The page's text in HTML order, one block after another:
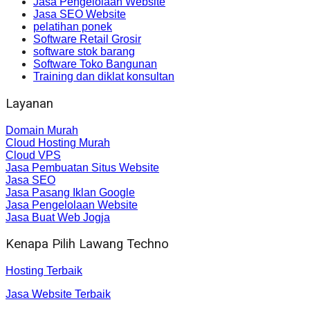
Jasa SEO Website
pelatihan ponek
Software Retail Grosir
software stok barang
Software Toko Bangunan
Training dan diklat konsultan
Layanan
Domain Murah
Cloud Hosting Murah
Cloud VPS
Jasa Pembuatan Situs Website
Jasa SEO
Jasa Pasang Iklan Google
Jasa Pengelolaan Website
Jasa Buat Web Jogja
Kenapa Pilih Lawang Techno
Hosting Terbaik
Jasa Website Terbaik